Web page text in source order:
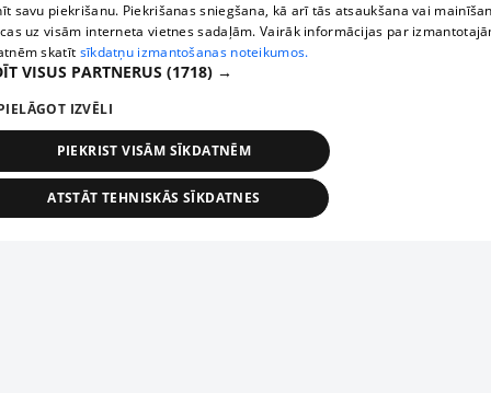
savu piekrišanu. Piekrišanas sniegšana, kā arī tās atsaukšana vai
uz visām interneta vietnes sadaļām. Vairāk informācijas par
skatīt sīkdatņu izmantošanas noteikumos.
VISUS PARTNERUS (1718) →
IZVĒLI
PIEKRIST VISĀM SĪKDATNĒM
ATSTĀT TEHNISKĀS SĪKDATNES